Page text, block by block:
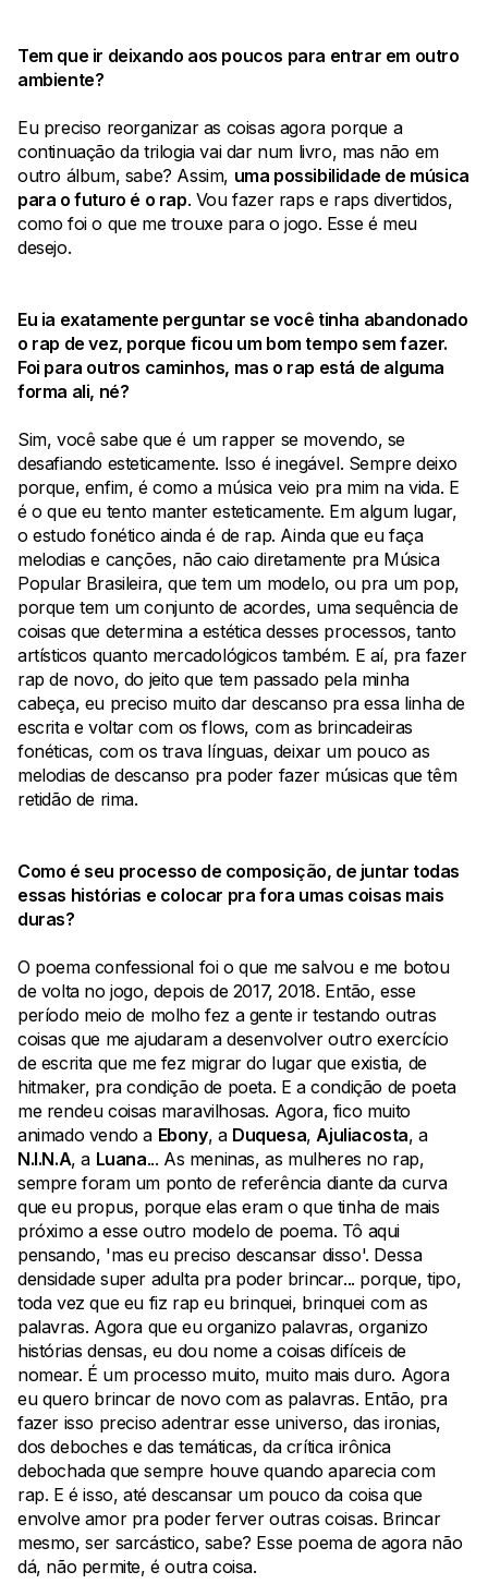
Tem que ir deixando aos poucos para entrar em outro
ambiente?
Eu preciso reorganizar as coisas agora porque a
continuação da trilogia vai dar num livro, mas não em
outro álbum, sabe? Assim, uma possibilidade de música
para o futuro é o rap. Vou fazer raps e raps divertidos,
como foi o que me trouxe para o jogo. Esse é meu
desejo.
Eu ia exatamente perguntar se você tinha abandonado
o rap de vez, porque ficou um bom tempo sem fazer.
Foi para outros caminhos, mas o rap está de alguma
forma ali, né?
Sim, você sabe que é um rapper se movendo, se
desafiando esteticamente. Isso é inegável. Sempre deixo
porque, enfim, é como a música veio pra mim na vida. E
é o que eu tento manter esteticamente. Em algum lugar,
o estudo fonético ainda é de rap. Ainda que eu faça
melodias e canções, não caio diretamente pra Música
Popular Brasileira, que tem um modelo, ou pra um pop,
porque tem um conjunto de acordes, uma sequência de
coisas que determina a estética desses processos, tanto
artísticos quanto mercadológicos também. E aí, pra fazer
rap de novo, do jeito que tem passado pela minha
cabeça, eu preciso muito dar descanso pra essa linha de
escrita e voltar com os flows, com as brincadeiras
fonéticas, com os trava línguas, deixar um pouco as
melodias de descanso pra poder fazer músicas que têm
retidão de rima.
Como é seu processo de composição, de juntar todas
essas histórias e colocar pra fora umas coisas mais
duras?
O poema confessional foi o que me salvou e me botou
de volta no jogo, depois de 2017, 2018. Então, esse
período meio de molho fez a gente ir testando outras
coisas que me ajudaram a desenvolver outro exercício
de escrita que me fez migrar do lugar que existia, de
hitmaker, pra condição de poeta. E a condição de poeta
me rendeu coisas maravilhosas. Agora, fico muito
animado vendo a Ebony, a Duquesa,Ajuliacosta, a
N.I.N.A, a Luana... As meninas, as mulheres no rap,
sempre foram um ponto de referência diante da curva
que eu propus, porque elas eram o que tinha de mais
próximo a esse outro modelo de poema. Tô aqui
pensando, 'mas eu preciso descansar disso'. Dessa
densidade super adulta pra poder brincar... porque, tipo,
toda vez que eu fiz rap eu brinquei, brinquei com as
palavras. Agora que eu organizo palavras, organizo
histórias densas, eu dou nome a coisas difíceis de
nomear. É um processo muito, muito mais duro. Agora
eu quero brincar de novo com as palavras. Então, pra
fazer isso preciso adentrar esse universo, das ironias,
dos deboches e das temáticas, da crítica irônica
debochada que sempre houve quando aparecia com
rap. E é isso, até descansar um pouco da coisa que
envolve amor pra poder ferver outras coisas. Brincar
mesmo, ser sarcástico, sabe? Esse poema de agora não
dá, não permite, é outra coisa.